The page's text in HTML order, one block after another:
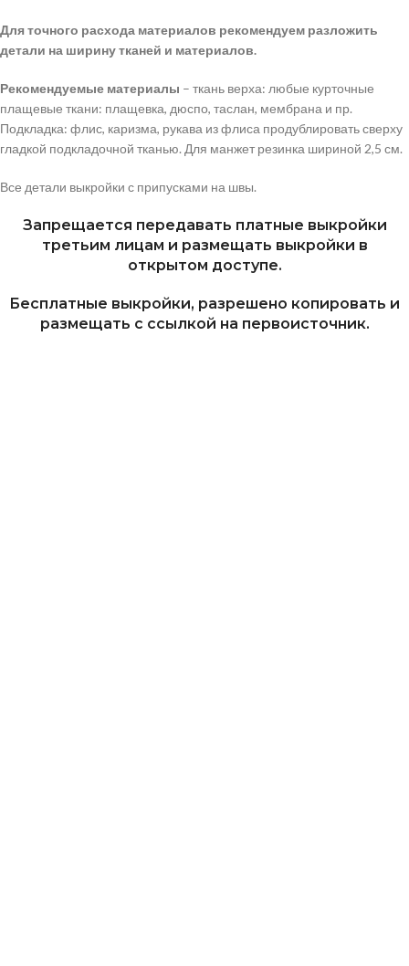
Для точного расхода материалов рекомендуем разложить
детали на ширину тканей и материалов.
Рекомендуемые материалы – ткань верха: любые курточные
плащевые ткани: плащевка, дюспо, таслан, мембрана и пр.
Подкладка: флис, каризма, рукава из флиса продублировать сверху
гладкой подкладочной тканью. Для манжет резинка шириной 2,5 см.
Все детали выкройки с припусками на швы.
Запрещается передавать платные выкройки
третьим лицам и размещать выкройки в
открытом доступе.
Бесплатные выкройки, разрешено копировать и
размещать с ссылкой на первоисточник.